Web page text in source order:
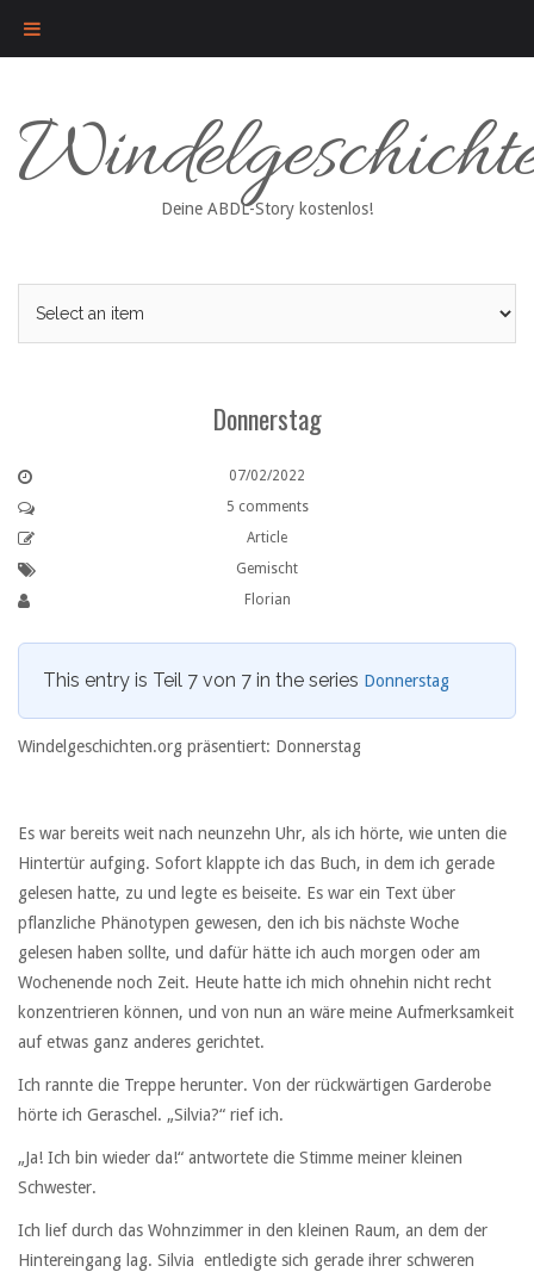
content
Deine ABDL-Story kostenlos!
Donnerstag
07/02/2022
5 comments
Article
Gemischt
Florian
This entry is Teil 7 von 7 in the series Donnerstag
Windelgeschichten.org präsentiert: Donnerstag
Es war bereits weit nach neunzehn Uhr, als ich hörte, wie unten die
Hintertür aufging. Sofort klappte ich das Buch, in dem ich gerade
gelesen hatte, zu und legte es beiseite. Es war ein Text über
pflanzliche Phänotypen gewesen, den ich bis nächste Woche
gelesen haben sollte, und dafür hätte ich auch morgen oder am
Wochenende noch Zeit. Heute hatte ich mich ohnehin nicht recht
konzentrieren können, und von nun an wäre meine Aufmerksamkeit
auf etwas ganz anderes gerichtet.
Ich rannte die Treppe herunter. Von der rückwärtigen Garderobe
hörte ich Geraschel. „Silvia?“ rief ich.
„Ja! Ich bin wieder da!“ antwortete die Stimme meiner kleinen
Schwester.
Ich lief durch das Wohnzimmer in den kleinen Raum, an dem der
Hintereingang lag. Silvia entledigte sich gerade ihrer schweren